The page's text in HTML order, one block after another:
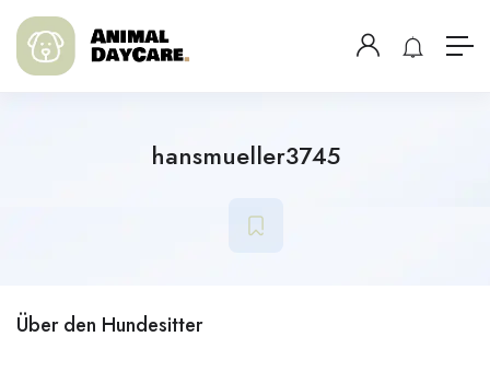
hansmueller3745
Über den Hundesitter